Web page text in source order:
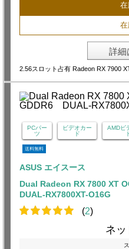
在
詳細
2.56スロット占有 Radeon RX 7900
PCパー
ツ
ビデオカー
ド
AMDビ
送料無料
ASUS エイスース
Dual Radeon RX 7800 XT
DUAL-RX7800XT-O16G
(2)
ネッ